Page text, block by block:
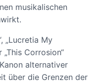
musikalischen
„Lucretia My
„This Corrosion“
alternativer
über die Grenzen der